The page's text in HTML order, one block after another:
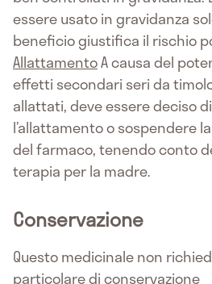
essere usato in gravidanza
beneficio giustifica il rischio
AllattamentoA causa del
effetti secondari seri da
allattati, deve essere deciso
l’allattamento o sospendere
del farmaco, tenendo conto
terapia per la madre.
Conservazione
Questo medicinale non
particolare di conservazione